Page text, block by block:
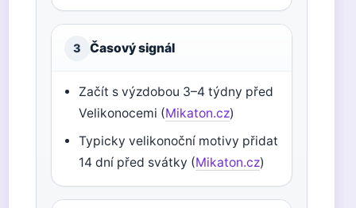
3 Časový signál
Začít s výzdobou 3–4 týdny před
Velikonocemi (Mikaton.cz)
Typicky velikonoční motivy přidat
14 dní před svátky (Mikaton.cz)